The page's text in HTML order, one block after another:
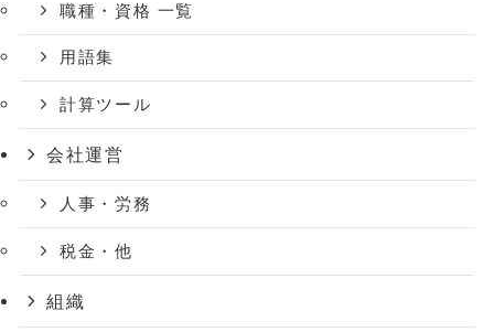
職種・資格 一覧
用語集
計算ツール
会社運営
人事・労務
税金・他
組織